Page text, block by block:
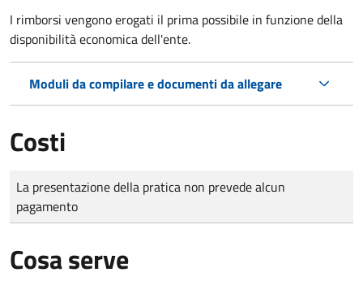
I rimborsi vengono erogati il prima possibile in funzione della
disponibilità economica dell'ente.
Moduli da compilare e documenti da allegare
Costi
Tipo di pagamento
Importo
La presentazione della pratica non prevede alcun
pagamento
Cosa serve